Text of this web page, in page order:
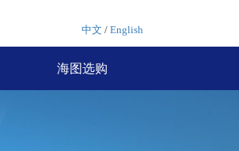
中文 / English
海图选购